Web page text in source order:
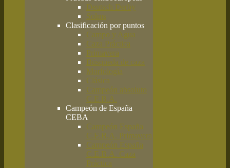
Deutsch Derby
Solms
Clasificación por puntos
Campo y Agua
Caza Práctica
Primavera
Búsqueda de caza
Morfología
Clásica
Campeón absoluto
C.E.B.A.
Campeón de España
CEBA
Campeón España
C.E.B.A. Primavera
Campeón España
C.E.B.A. Caza
Práctica